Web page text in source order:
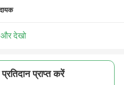
और देखो
प्राप्त करें